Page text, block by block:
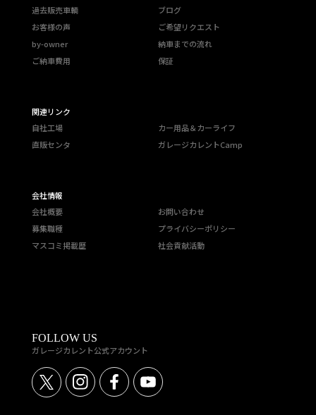
過去販売車輌
ブログ
お客様の声
ご希望リクエスト
by-owner
納車までの流れ
ご納車費用
保証
関連リンク
自社工場
カー用品＆カーライフ
直販センタ
ガレージカレントCamp
会社情報
会社概要
お問い合わせ
募集職種
プライバシーポリシー
マスコミ掲載歴
社会貢献活動
FOLLOW US
ガレージカレント公式アカウント